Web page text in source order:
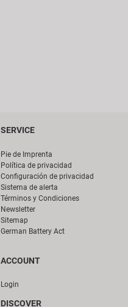
SERVICE
Pie de Imprenta
Política de privacidad
Configuración de privacidad
Sistema de alerta
Términos y Condiciones
Newsletter
Sitemap
German Battery Act
ACCOUNT
Login
DISCOVER